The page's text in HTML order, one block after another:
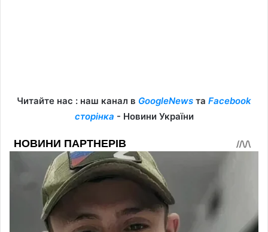
Читайте нас : наш канал в GoogleNews та Facebook
сторінка - Новини України